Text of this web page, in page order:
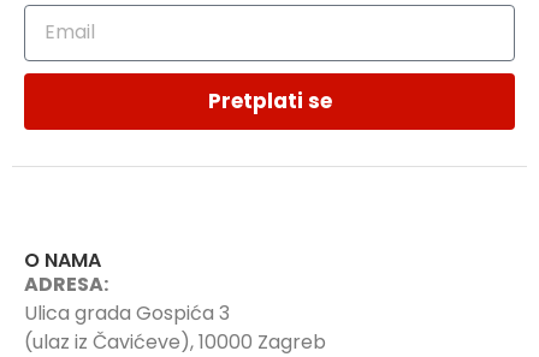
Pretplati se
O NAMA
ADRESA:
Ulica grada Gospića 3
(ulaz iz Čavićeve), 10000 Zagreb